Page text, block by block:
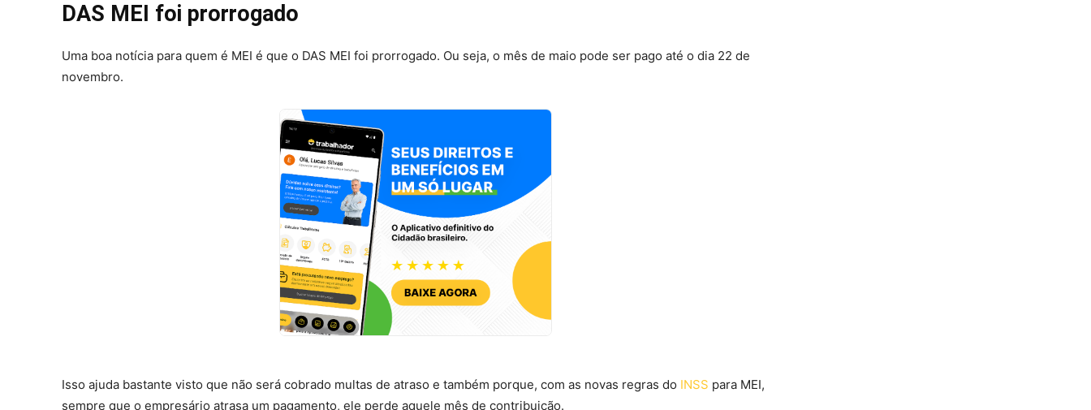
DAS MEI foi prorrogado
Uma boa notícia para quem é MEI é que o DAS MEI foi prorrogado. Ou seja, o mês de maio pode ser pago até o dia 22 de
novembro.
Isso ajuda bastante visto que não será cobrado multas de atraso e também porque, com as novas regras do INSS para MEI,
sempre que o empresário atrasa um pagamento, ele perde aquele mês de contribuição.